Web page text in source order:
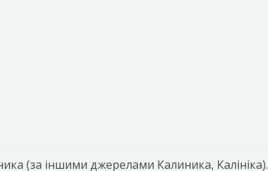
(за іншими джерелами Калиника, Калініка).